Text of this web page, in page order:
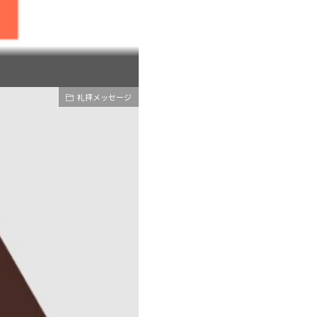
礼拝メッセージ